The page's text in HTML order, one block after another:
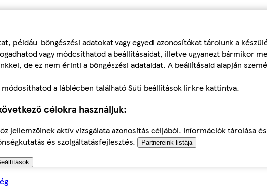
például böngészési adatokat vagy egyedi azonosítókat tárolunk a
vagy módosíthatod a beállításaidat, illetve ugyanezt bármikor
de ez nem érinti a böngészési adataidat. A beállításaid alapján
a láblécben található Süti beállítások linkre kattintva.
célokra használjuk:
jellemzőinek aktív vizsgálata azonosítás céljából. Információk tárolása
és szolgáltatásfejlesztés.
Partnereink listája